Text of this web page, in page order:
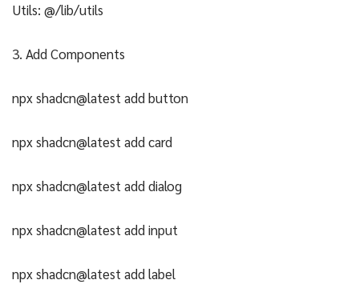
Utils: @/lib/utils
3. Add Components
npx shadcn@latest add button
npx shadcn@latest add card
npx shadcn@latest add dialog
npx shadcn@latest add input
npx shadcn@latest add label